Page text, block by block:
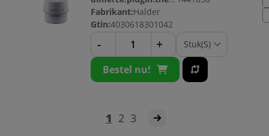
Fabrikant:Halder
Gtin:4030618301042
- +
Bestel nu!
1 2 3